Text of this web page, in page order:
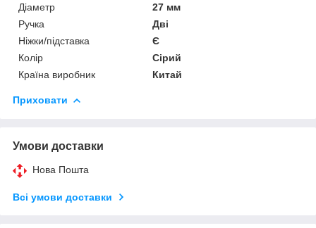
Діаметр
27 мм
Ручка
Дві
Ніжки/підставка
Є
Колір
Сірий
Країна виробник
Китай
Приховати
Умови доставки
Нова Пошта
Всі умови доставки